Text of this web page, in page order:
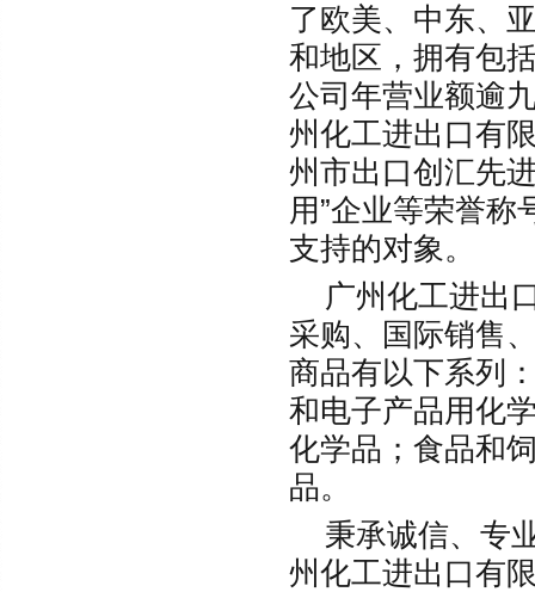
了欧美、中东、
和地区，拥有包
公司年营业额逾
州化工进出口有
州市出口创汇先
用”企业等荣誉
支持的对象。
广州化工进出
采购、国际销售
商品有以下系列
和电子产品用化
化学品；食品和
品。
秉承诚信、专
州化工进出口有